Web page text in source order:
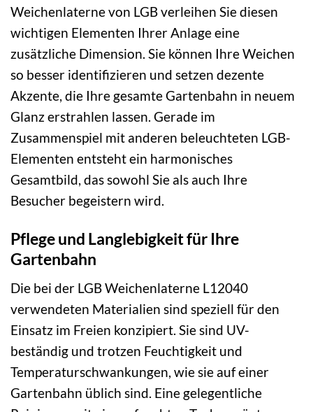
Weichenlaterne von LGB verleihen Sie diesen
wichtigen Elementen Ihrer Anlage eine
zusätzliche Dimension. Sie können Ihre Weichen
so besser identifizieren und setzen dezente
Akzente, die Ihre gesamte Gartenbahn in neuem
Glanz erstrahlen lassen. Gerade im
Zusammenspiel mit anderen beleuchteten LGB-
Elementen entsteht ein harmonisches
Gesamtbild, das sowohl Sie als auch Ihre
Besucher begeistern wird.
Pflege und Langlebigkeit für Ihre
Gartenbahn
Die bei der LGB Weichenlaterne L12040
verwendeten Materialien sind speziell für den
Einsatz im Freien konzipiert. Sie sind UV-
beständig und trotzen Feuchtigkeit und
Temperaturschwankungen, wie sie auf einer
Gartenbahn üblich sind. Eine gelegentliche